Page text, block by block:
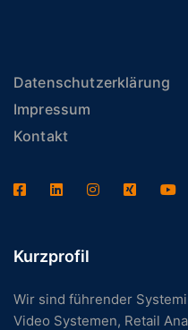
Datenschutzerklärung
Impressum
Kontakt
Kurzprofil
Wir sind führender
Video Systemen, Retail